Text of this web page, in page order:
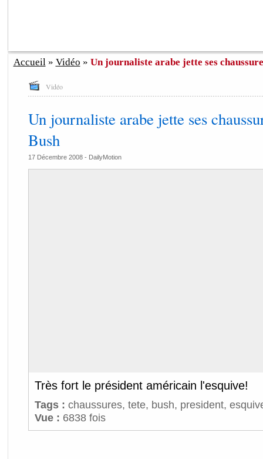
Accueil» Vidéo » Un journaliste arabe jette ses
Vidéo
Un journaliste arabe jette ses
Bush
17 Décembre 2008 - DailyMotion
Très fort le président américain l'esquive!
Tags : chaussures, tete, bush, president,
Vue : 6838 fois